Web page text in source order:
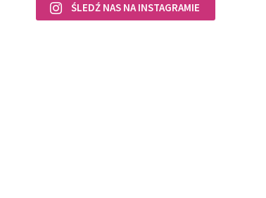
ŚLEDŹ NAS NA INSTAGRAMIE